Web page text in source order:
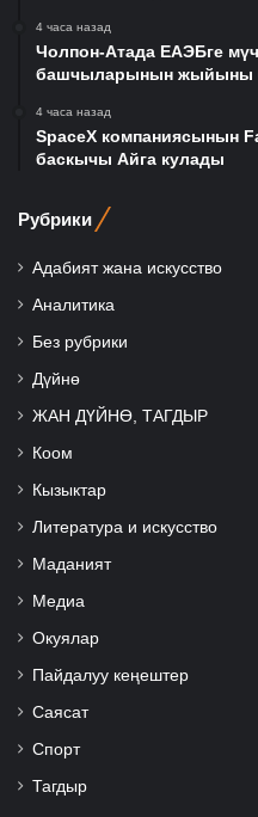
4 часа назад
Чолпон-Атада ЕАЭБге
башчыларынын жыйыны
4 часа назад
SpaceX компаниясынын
баскычы Айга кулады
Рубрики
Адабият жана искусство
Аналитика
Без рубрики
Дүйнө
ЖАН ДҮЙНӨ, ТАГДЫР
Коом
Кызыктар
Литература и искусство
Маданият
Медиа
Окуялар
Пайдалуу кеңештер
Саясат
Спорт
Тагдыр